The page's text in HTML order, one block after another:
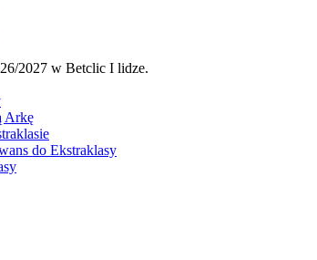
2027 w Betclic I lidze.
Arkę
do Ekstraklasy